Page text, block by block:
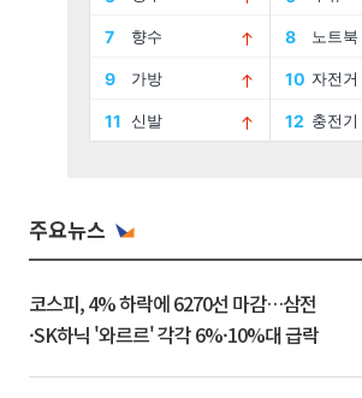
주요뉴스
코스피, 4% 하락에 6270선 마감…삼전
·SK하닉 '와르르' 각각 6%·10%대 급락